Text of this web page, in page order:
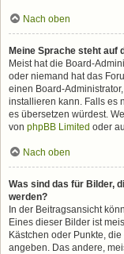
Nach oben
Meine Sprache steht auf
Meist hat die Board-
oder niemand hat das
einen Board-
installieren kann. Falls es
es übersetzen würdest.
von phpBB Limited oder
Nach oben
Was sind das für Bilder,
werden?
In der Beitragsansicht
Eines dieser Bilder ist
Kästchen oder Punkte,
angeben. Das andere,